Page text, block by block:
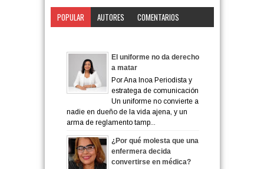
POPULAR AUTORES
COMENTARIOS
El uniforme no da derecho
a matar
Por Ana Inoa Periodista y
estratega de comunicación
Un uniforme no convierte a
nadie en dueño de la vida ajena, y un
arma de reglamento tamp...
¿Por qué molesta que una
enfermera decida
convertirse en médica?